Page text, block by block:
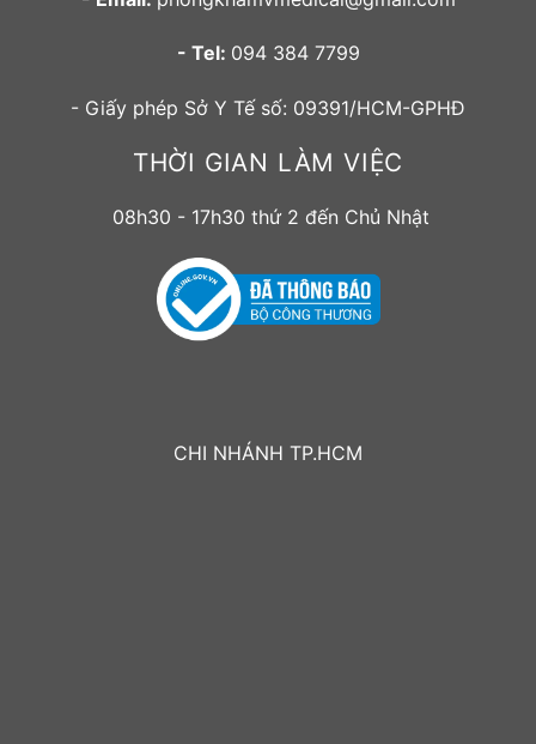
- Tel: 094 384 7799
- Giấy phép Sở Y Tế số: 09391/HCM-GPHĐ
THỜI GIAN LÀM VIỆC
08h30 - 17h30 thứ 2 đến Chủ Nhật
CHI NHÁNH TP.HCM